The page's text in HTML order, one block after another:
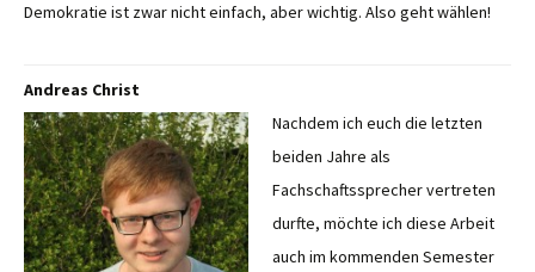
Demokratie ist zwar nicht einfach, aber wichtig. Also geht wählen!
Andreas Christ
Nachdem ich euch die letzten
beiden Jahre als
Fachschaftssprecher vertreten
durfte, möchte ich diese Arbeit
auch im kommenden Semester